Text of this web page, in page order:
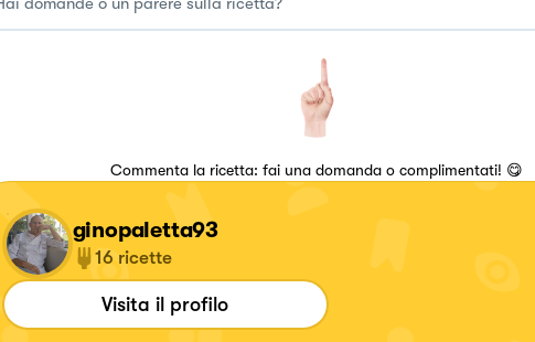
Commenta la ricetta: fai una domanda o complimentati! 😋
ginopaletta93
16 ricette
Visita il profilo